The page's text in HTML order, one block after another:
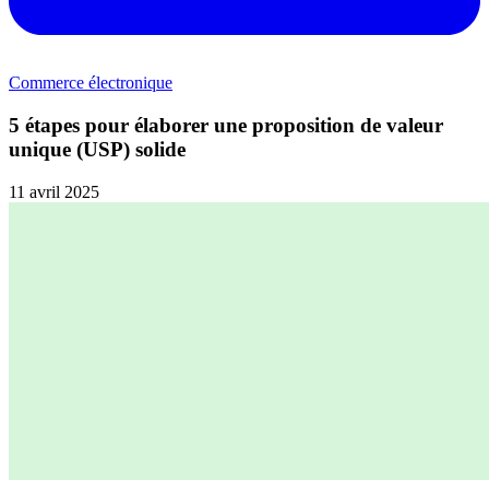
Commerce électronique
5 étapes pour élaborer une proposition de valeur
unique (USP) solide
11 avril 2025